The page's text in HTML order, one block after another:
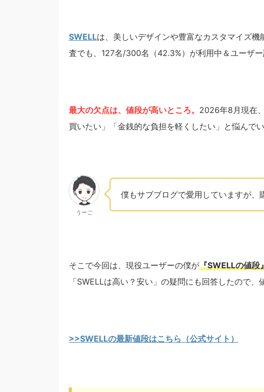
SWELLは、美しいデザインや豊富なカスタマイズ
査でも、127名/300名（42.3%）が利用中＆ユーザー
最大の欠点は、値段が高いところ。 2026年8月現在
買いたい」「金銭的な負担を軽くしたい」と悩んで
うーご
僕もサブブログで愛用していますが、
そこで今回は、現役ユーザーの僕が『SWELLの値段
「SWELLは高い？安い」の疑問にも回答したので
>>SWELLの最新値段はこちら（公式サイト）